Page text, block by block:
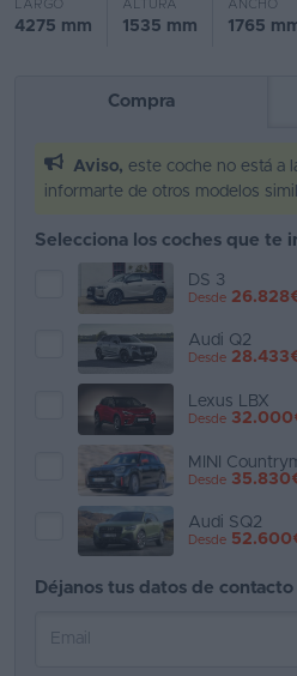
opiniones
Comparador
Concesionarios
Vender
coches
LARGO
4275 mm
ALTURA
1535 mm
ANCHO
1765
Compra
Aviso, este coche no está a
informarte de otros modelos
Selecciona los coches que te
DS 3
Desde
Audi Q2
Desde
Lexus LBX
Desde
MINI
Desde
Audi SQ2
Desde
Déjanos tus datos de contacto